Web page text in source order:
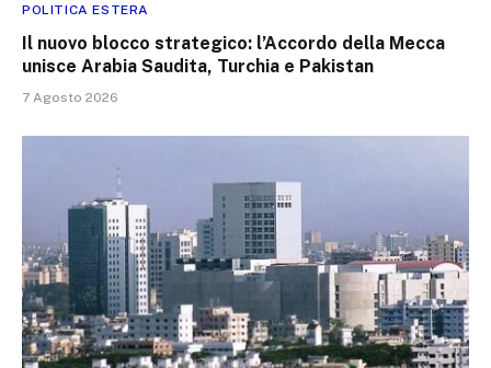
POLITICA ESTERA
Il nuovo blocco strategico: l’Accordo della Mecca
unisce Arabia Saudita, Turchia e Pakistan
7 Agosto 2026